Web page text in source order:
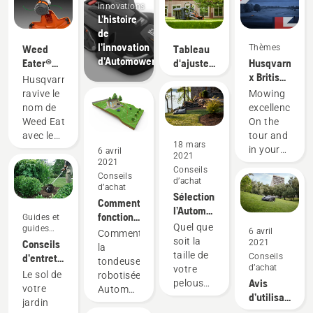
Weed
Eater®
fait
maintenant
partie de
la famille
Husqvarna
Husqvarna
ravive le
nom de
Weed Eater
avec le
coupe-
herbe
320iL qui
partie de
la
gamme
de
produits
Max Battery.
Le
Guides et
guides
pratiques
Conseils
d’entretien
de la
pelouse
de
Le sol de
votre
jardin
innovations
L’histoire
de
l’innovation
d’AutomowerMD.
6 avril
2021
Conseils
d’achat
Comment
fonctionnent
les
robots-
tondeuses
Automower?
Comment
la
tondeuse
robotisée
AutomowerMD
Tableau
d'ajustement
accessoires
de
tondeuse
rayon de
braquage
nul et
18 mars
2021
Conseils
d’achat
Sélectionnez
l’Automower®
approprié
Quel que
soit la
taille de
votre
pelouse
Thèmes
Husqvarna
x British
Masters
& DP
World
Tour
Mowing
excellence.
On the
tour and
in your
6 avril
2021
Conseils
d’achat
Avis
d’utilisateurs